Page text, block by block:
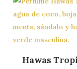
Hawas